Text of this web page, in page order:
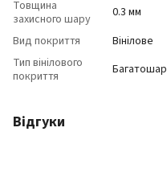
Товщина
захисного шару
0.3 мм
Вид покриття
Вінілове
Тип вінілового
покриття
Відгуки